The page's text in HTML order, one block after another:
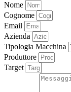
Nome
Cognome
Email
Azienda
Tipologia Macchina
Produttore
Target